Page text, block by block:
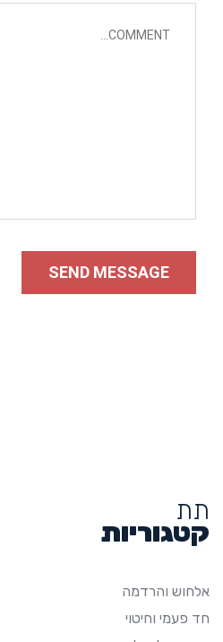
תת
קטגוריות
אלחוש והרדמה
חד פעמי וחיטוי